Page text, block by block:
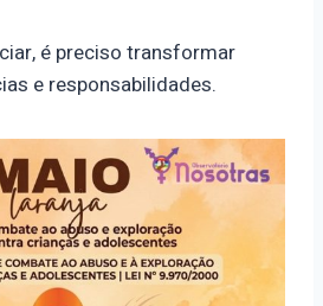
é preciso transformar
e responsabilidades.